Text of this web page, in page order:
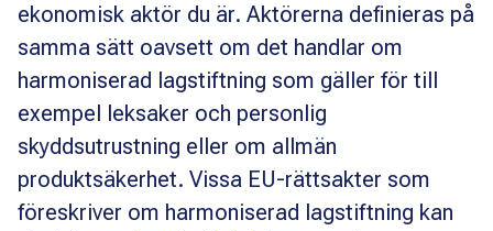
ekonomisk aktör du är. Aktörerna definieras på
samma sätt oavsett om det handlar om
harmoniserad lagstiftning som gäller för till
exempel leksaker och personlig
skyddsutrustning eller om allmän
produktsäkerhet. Vissa EU-rättsakter som
föreskriver om harmoniserad lagstiftning kan